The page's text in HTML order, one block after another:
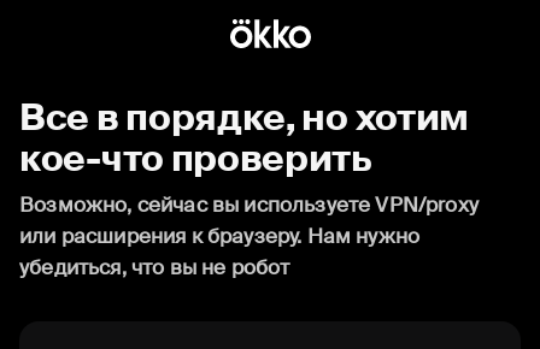
Все в порядке, но хотим
кое-что проверить
Возможно, сейчас вы используете VPN/proxy
или расширения к браузеру. Нам нужно
убедиться, что вы не робот